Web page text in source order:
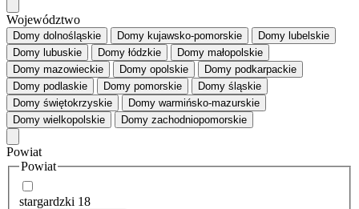
Województwo
Domy dolnośląskie Domy kujawsko-pomorskie
Domy lubelskie
Domy lubuskie
Domy łódzkie
Domy małopolskie
Domy mazowieckie
Domy opolskie
Domy podkarpackie
Domy podlaskie
Domy pomorskie
Domy śląskie
Domy świętokrzyskie
Domy warmińsko-mazurskie
Domy wielkopolskie
Domy zachodniopomorskie
Powiat
Powiat
stargardzki 18